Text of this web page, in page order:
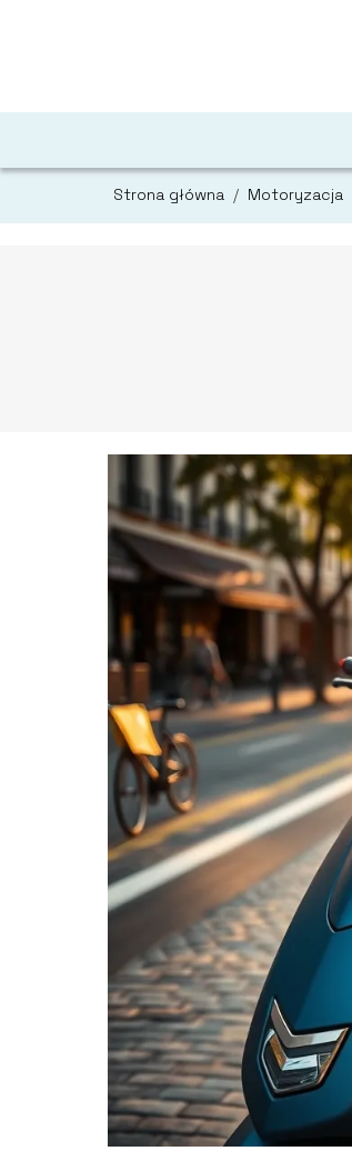
Strona główna / Motoryzacja